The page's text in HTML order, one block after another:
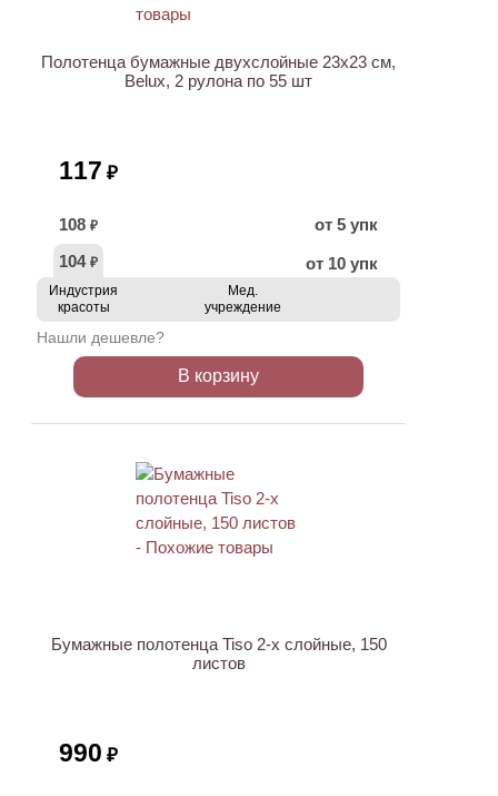
Полотенца бумажные двухслойные 23х23 см,
Belux, 2 рулона по 55 шт
117 ₽
108 ₽
от 5 упк
104 ₽ от 10 упк
Индустрия
красоты
Мед.
учреждение
Нашли дешевле?
В корзину
Бумажные полотенца Tiso 2-х слойные, 150
листов
990 ₽